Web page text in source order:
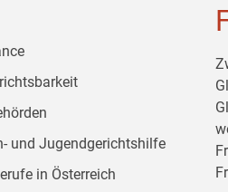
und Jugendgerichtshilfe
in Österreich